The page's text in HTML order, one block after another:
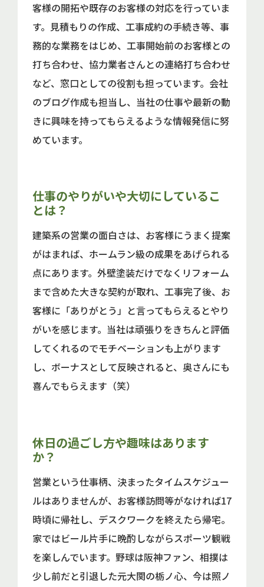
客様の開拓や既存のお客様の対応を行っていま
す。見積もりの作成、工事成約の手続き等、事
務的な業務をはじめ、工事開始前のお客様との
打ち合わせ、協力業者さんとの連絡打ち合わせ
など、窓口としての役割も担っています。会社
のブログ作成も担当し、当社の仕事や最新の動
きに興味を持ってもらえるような情報発信に努
めています。
仕事のやりがいや大切にしているこ
とは？
建築系の営業の面白さは、お客様にうまく提案
がはまれば、ホームラン級の成果をあげられる
点にあります。外壁塗装だけでなくリフォーム
まで含めた大きな契約が取れ、工事完了後、お
客様に「ありがとう」と言ってもらえるとやり
がいを感じます。当社は頑張りをきちんと評価
してくれるのでモチベーションも上がります
し、ボーナスとして反映されると、奥さんにも
喜んでもらえます（笑）
休日の過ごし方や趣味はあります
か？
営業という仕事柄、決まったタイムスケジュー
ルはありませんが、お客様訪問等がなければ17
時頃に帰社し、デスクワークを終えたら帰宅。
家ではビール片手に晩酌しながらスポーツ観戦
を楽しんでいます。野球は阪神ファン、相撲は
少し前だと引退した元大関の栃ノ心、今は照ノ